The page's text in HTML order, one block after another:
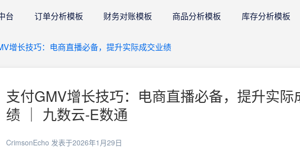
台 订单分析模板 财务对账模板 商品分析模板 库存分析模板
增长技巧：电商直播必备，提升实际成交业绩
支付GMV增长技巧：电商直播必备，提升实际
绩 ｜ 九数云-E数通
CrimsonEcho 发表于2026年1月29日